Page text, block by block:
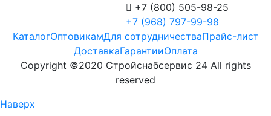
 +7 (800) 505-98-25
+7 (968) 797-99-98
КаталогОптовикамДля сотрудничестваПрайс-лист
ДоставкаГарантииОплата
Copyright ©2020 Стройснабсервис 24 All rights
reserved
Наверх